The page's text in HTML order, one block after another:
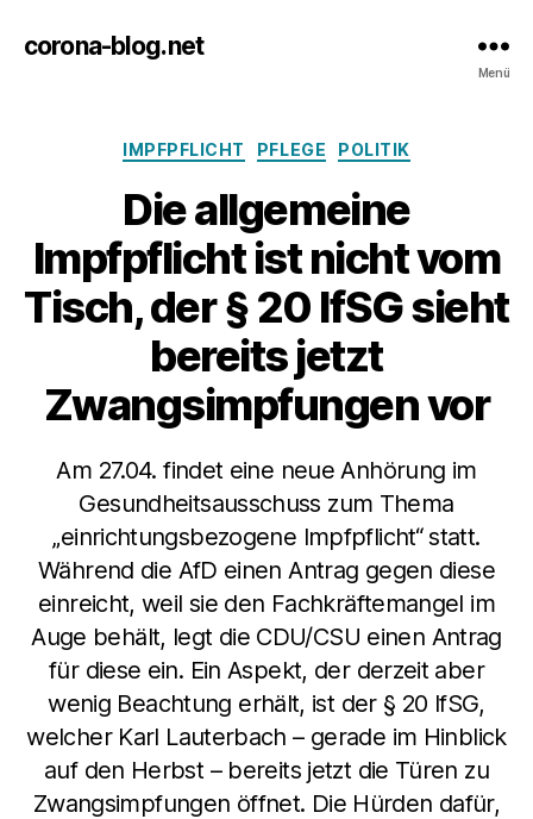
corona-blog.net
Menü
Kategorien
IMPFPFLICHT PFLEGE POLITIK
Die allgemeine
Impfpflicht ist nicht vom
Tisch, der § 20 IfSG sieht
bereits jetzt
Zwangsimpfungen vor
Am 27.04. findet eine neue Anhörung im
Gesundheitsausschuss zum Thema
„einrichtungsbezogene Impfpflicht“ statt.
Während die AfD einen Antrag gegen diese
einreicht, weil sie den Fachkräftemangel im
Auge behält, legt die CDU/CSU einen Antrag
für diese ein. Ein Aspekt, der derzeit aber
wenig Beachtung erhält, ist der § 20 IfSG,
welcher Karl Lauterbach – gerade im Hinblick
auf den Herbst – bereits jetzt die Türen zu
Zwangsimpfungen öffnet. Die Hürden dafür,